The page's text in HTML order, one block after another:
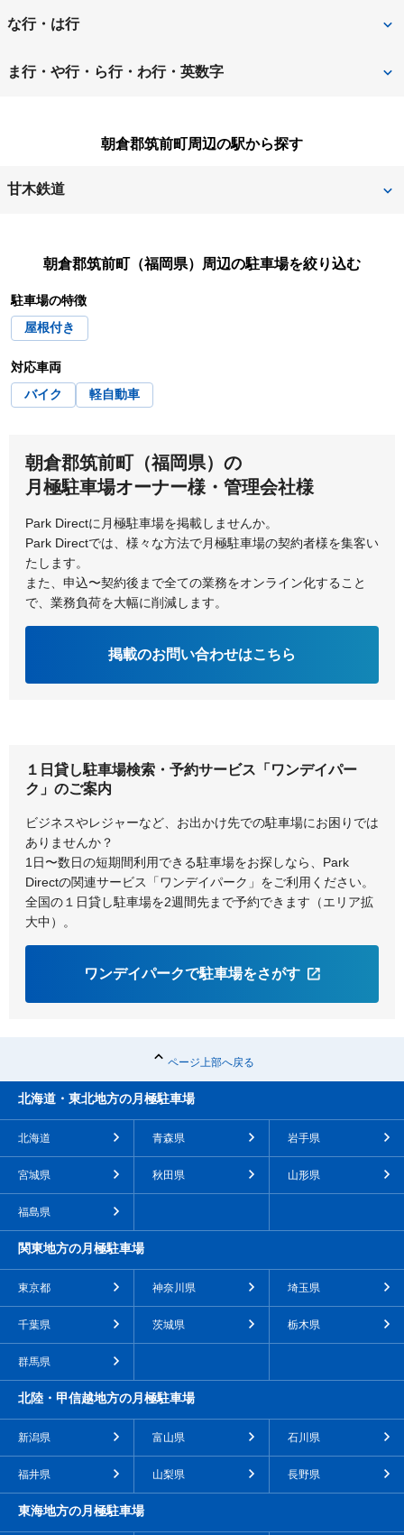
飯塚市
遠賀郡芦屋町
遠賀郡岡垣町
糟屋郡宇美町 糟屋郡粕屋町
糟屋郡篠栗町
嘉麻市
北九州市戸畑区 北九州市門司区
北九州市若松区 鞍手郡小竹町
久留米市 古賀市
田川郡川崎町
田川市 太宰府市
築上郡吉富町
な行・は行
那珂川市 中間市
福岡市城南区
福岡市中央区
福岡市南区 福津市
豊前市
ま行・や行・ら行・わ行・英数字
みやま市
行橋市
朝倉郡筑前町周辺の駅から探す
甘木鉄道
朝倉郡筑前町（福岡県） 周辺の駐車場を絞り込む
駐車場の特徴
屋根付き
対応車両
バイク
軽自動車
朝倉郡筑前町（福岡県）の
月極駐車場オーナー様・管理会社様
Park Directに月極駐車場を掲載しませんか。
Park Directでは、様々な方法で月極駐車場の契約者様を集客い
たします。
また、申込〜契約後まで全ての業務をオンライン化すること
で、業務負荷を大幅に削減します。
掲載のお問い合わせはこちら
１日貸し駐車場検索・予約サービス「ワンデイパー
ク」のご案内
ビジネスやレジャーなど、お出かけ先での駐車場にお困りでは
ありませんか？
1日〜数日の短期間利用できる駐車場をお探しなら、Park
Directの関連サービス「ワンデイパーク」をご利用ください。
全国の１日貸し駐車場を2週間先まで予約できます（エリア拡
大中）。
ワンデイパークで駐車場をさがす
ページ上部へ戻る
北海道・東北地方の月極駐車場
北海道 青森県 岩手県
宮城県 秋田県 山形県
福島県
関東地方の月極駐車場
東京都 神奈川県 埼玉県
千葉県 茨城県 栃木県
群馬県
北陸・甲信越地方の月極駐車場
新潟県 富山県 石川県
福井県 山梨県 長野県
東海地方の月極駐車場